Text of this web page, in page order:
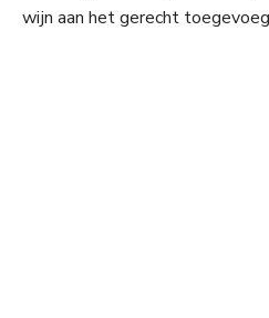
wijn aan het gerecht